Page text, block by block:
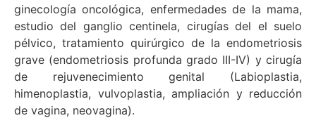
ginecología oncológica, enfermedades de la mama,
estudio del ganglio centinela, cirugías del el suelo
pélvico, tratamiento quirúrgico de la endometriosis
grave (endometriosis profunda grado III-IV) y cirugía
de rejuvenecimiento genital (Labioplastia,
himenoplastia, vulvoplastia, ampliación y reducción
de vagina, neovagina).